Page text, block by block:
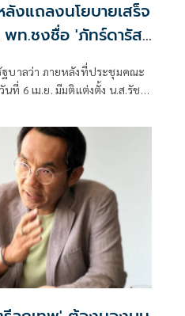
งแถลงนโยบายเสร็จ
ท.ชงชื่อ 'ภัทร์ดารัส
ฐบาลว่า ภายหลังที่ประชุมคณะ
ที่ 6 เม.ย. มีมติแต่งตั้ง น.ส.รัช